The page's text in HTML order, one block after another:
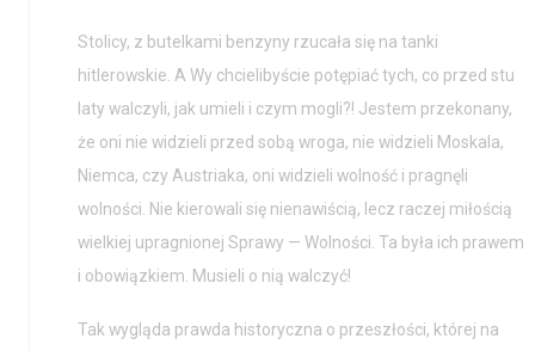
Stolicy, z butelkami benzyny rzucała się na tanki
hitlerowskie. A Wy chcielibyście potępiać tych, co przed stu
laty walczyli, jak umieli i czym mogli?! Jestem przekonany,
że oni nie widzieli przed sobą wroga, nie widzieli Moskala,
Niemca, czy Austriaka, oni widzieli wolność i pragnęli
wolności. Nie kierowali się nienawiścią, lecz raczej miłością
wielkiej upragnionej Sprawy — Wolności. Ta była ich prawem
i obowiązkiem. Musieli o nią walczyć!
Tak wygląda prawda historyczna o przeszłości, której na